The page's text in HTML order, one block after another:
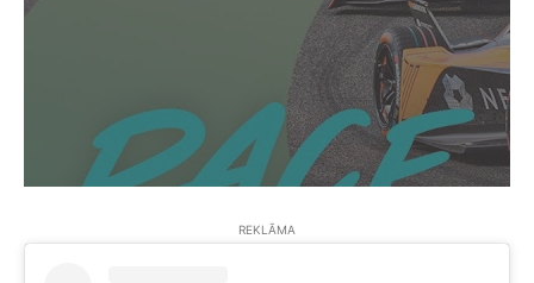
REKLĀMA